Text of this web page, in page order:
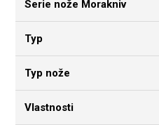
Serie nože Morakniv
Typ
Typ nože
Vlastnosti